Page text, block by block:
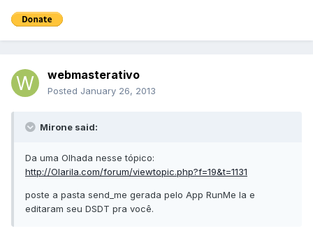
webmasterativo
Posted January 26, 2013
Mirone said:
Da uma Olhada nesse tópico:
http://Olarila.com/forum/viewtopic.php?f=19&t=1131
poste a pasta send_me gerada pelo App RunMe la e
editaram seu DSDT pra você.